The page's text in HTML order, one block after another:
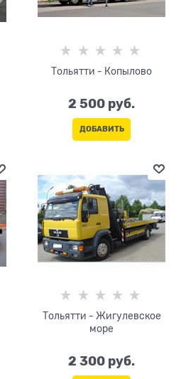
Тольятти - Копылово
2 500 руб.
ДОБАВИТЬ
Тольятти - Жигулевское
море
2 300 руб.